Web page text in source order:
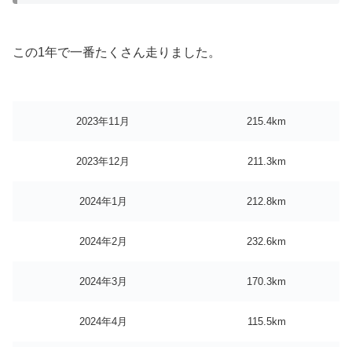
この1年で一番たくさん走りました。
2023年11月 215.4km
2023年12月 211.3km
2024年1月 212.8km
2024年2月 232.6km
2024年3月 170.3km
2024年4月 115.5km